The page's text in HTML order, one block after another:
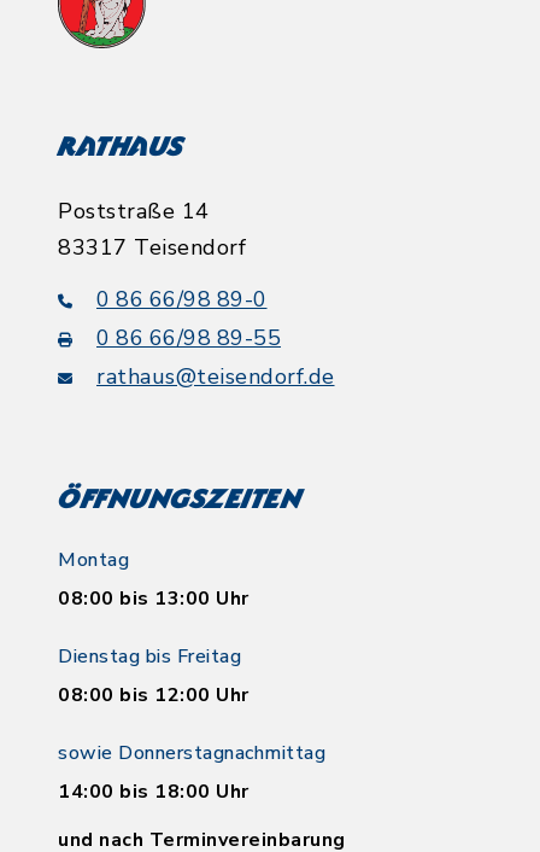
Rathaus
Poststraße 14
83317 Teisendorf
0 86 66/98 89-0
0 86 66/98 89-55
rathaus@teisendorf.de
Öffnungszeiten
Montag
08:00 bis 13:00 Uhr
Dienstag bis Freitag
08:00 bis 12:00 Uhr
sowie Donnerstagnachmittag
14:00 bis 18:00 Uhr
und nach Terminvereinbarung